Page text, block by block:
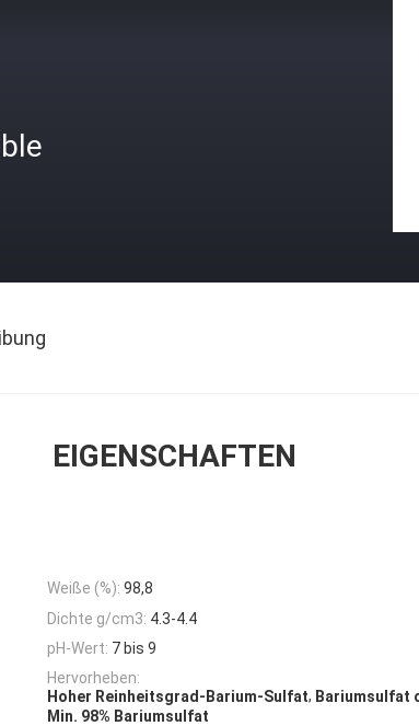
EIGENSCHAFTEN
Weiße (%): 98,8
Dichte g/cm3: 4.3-4.4
pH-Wert: 7 bis 9
Hervorheben:
Hoher Reinheitsgrad-Barium-Sulfat, Bariumsulfat
Min. 98% Bariumsulfat